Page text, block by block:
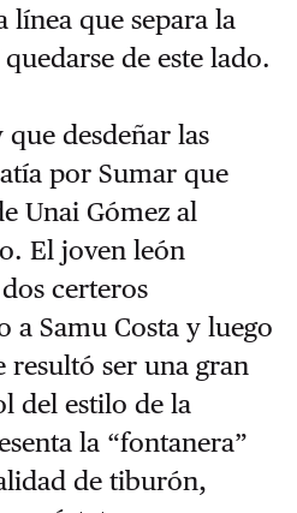
línea que separa la
de este lado.
desdeñar las
por Sumar que
Unai Gómez al
El joven león
certeros
a Samu Costa y luego
ser una gran
del estilo de la
la “fontanera”
de tiburón,